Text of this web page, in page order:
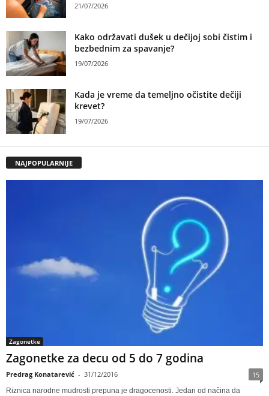
21/07/2026
Kako održavati dušek u dečijoj sobi čistim i
bezbednim za spavanje?
19/07/2026
Kada je vreme da temeljno očistite dečiji
krevet?
19/07/2026
NAJPOPULARNIJE
Zagonetke
Zagonetke za decu od 5 do 7 godina
Predrag Konatarević - 31/12/2016 15
Riznica narodne mudrosti prepuna je dragocenosti. Jedan od načina da